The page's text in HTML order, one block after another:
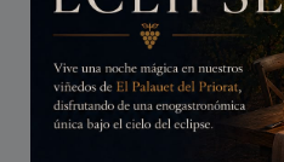
Монтсанта.
КОНТАКТЫ